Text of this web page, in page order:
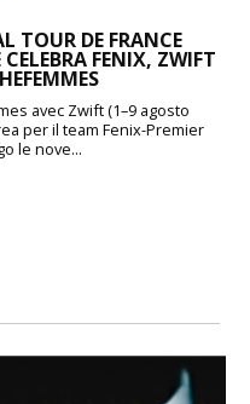
TOUR DE FRANCE
FENIX, ZWIFT
avec Zwift (1–9 agosto
per il team Fenix-Premier
le nove...